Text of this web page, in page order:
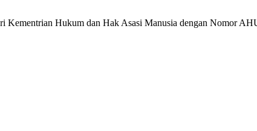
Kementrian Hukum dan Hak Asasi Manusia dengan Nomor